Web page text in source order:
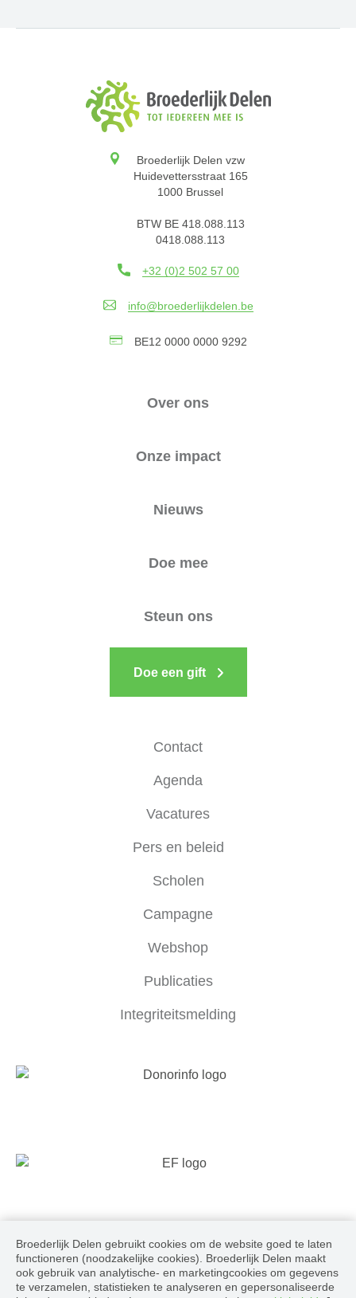
Broederlijk Delen vzw
Huidevettersstraat 165
1000 Brussel
BTW BE 418.088.113
0418.088.113
+32 (0)2 502 57 00
info@broederlijkdelen.be
BE12 0000 0000 9292
Over ons
Onze impact
Nieuws
Doe mee
Steun ons
Doe een gift
Contact
Agenda
Vacatures
Pers en beleid
Scholen
Campagne
Webshop
Publicaties
Integriteitsmelding
Volg ons
Broederlijk Delen gebruikt cookies om de website goed te laten
functioneren (noodzakelijke cookies). Broederlijk Delen maakt
ook gebruik van analytische- en marketingcookies om gegevens
te verzamelen, statistieken te analyseren en gepersonaliseerde